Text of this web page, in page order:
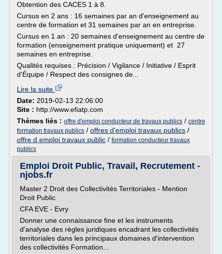
Obtention des CACES 1 à 8.
Cursus en 2 ans : 16 semaines par an d'enseignement au
centre de formation et 31 semaines par an en entreprise.
Cursus en 1 an : 20 semaines d'enseignement au centre de
formation (enseignement pratique uniquement) et 27
semaines en entreprise.
Qualités requises : Précision / Vigilance / Initiative / Esprit
d'Équipe / Respect des consignes de...
Lire la suite
Date: 2019-02-13 22:06:00
Site : http://www.efiatp.com
Thèmes liés : offre d'emploi conducteur de travaux publics / centre
formation travaux publics / offres d'emploi travaux publics /
offre d emploi travaux public / formation conducteur travaux
publics
Emploi Droit Public, Travail, Recrutement -
njobs.fr
Master 2 Droit des Collectivités Territoriales - Mention
Droit Public
CFA EVE - Evry
Donner une connaissance fine et les instruments
d'analyse des règles juridiques encadrant les collectivités
territoriales dans les principaux domaines d'intervention
des collectivités Formation...